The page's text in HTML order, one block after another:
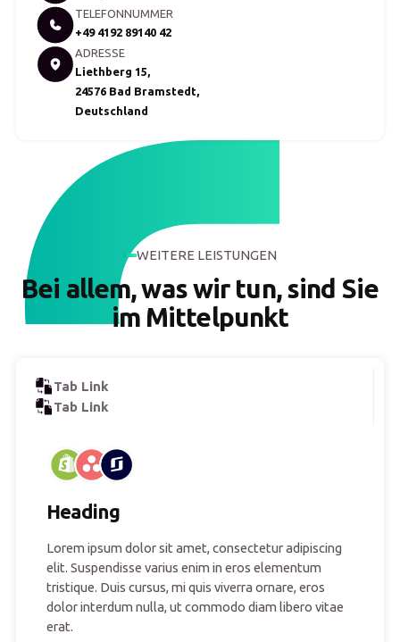
TELEFONNUMMER
+49 4192 89140 42
ADRESSE
Liethberg 15,
24576 Bad Bramstedt,
Deutschland
WEITERE LEISTUNGEN
Bei allem, was wir tun, sind Sie
im Mittelpunkt
Tab Link
Tab Link
Heading
Lorem ipsum dolor sit amet, consectetur adipiscing
elit. Suspendisse varius enim in eros elementum
tristique. Duis cursus, mi quis viverra ornare, eros
dolor interdum nulla, ut commodo diam libero vitae
erat.